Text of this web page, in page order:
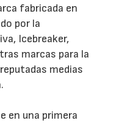
fabricada en
por la
Icebreaker,
marcas para la
medias
en una primera